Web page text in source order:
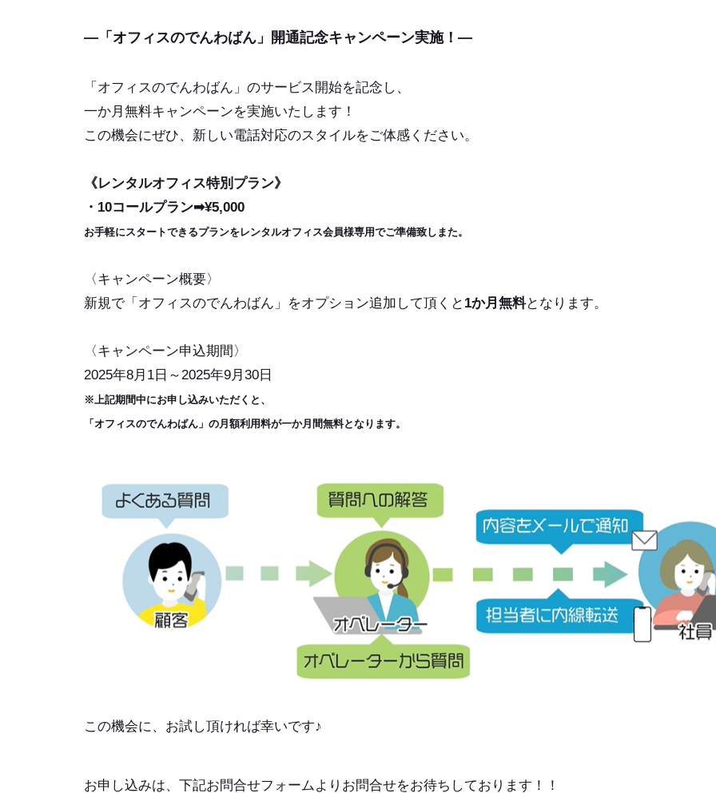
—「オフィスのでんわばん」開通記念キャンペーン実施！—
「オフィスのでんわばん」のサービス開始を記念し、
一か月無料キャンペーンを実施いたします！
この機会にぜひ、新しい電話対応のスタイルをご体感ください。
《レンタルオフィス特別プラン》
・10コールプラン➡¥5,000
お手軽にスタートできるプランをレンタルオフィス会員様専用でご準備致しまた。
〈キャンペーン概要〉
新規で「オフィスのでんわばん」をオプション追加して頂くと 1か月無料となります。
〈キャンペーン申込期間〉
2025年8月1日～2025年9月30日
※上記期間中にお申し込みいただくと、
「オフィスのでんわばん」の月額利用料が一か月間無料となります。
この機会に、お試し頂ければ幸いです♪
お申し込みは、下記お問合せフォームよりお問合せをお待ちしております！！